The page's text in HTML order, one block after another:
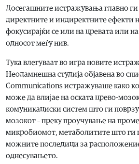
Досегашните истражувања главно ги
директните и индиректните ефекти
фокусирајќи се или на цревата или
односот меѓу нив.
Тука влегуваат во игра новите
Неодамнешна студија објавена во
Communications истражуваше како
може да влијае на оската црево-
комуникациски систем што ги
мозокот – преку проучување на
микробиомот, метаболитите што ги
можните последици за
однесувањето.